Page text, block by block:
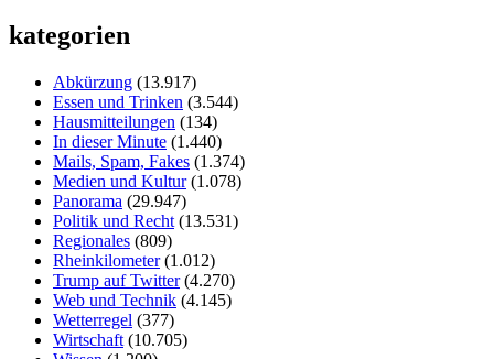
kategorien
Abkürzung (13.917)
Essen und Trinken (3.544)
Hausmitteilungen (134)
In dieser Minute (1.440)
Mails, Spam, Fakes (1.374)
Medien und Kultur(1.078)
Panorama (29.947)
Politik und Recht (13.531)
Regionales (809)
Rheinkilometer(1.012)
Trump auf Twitter(4.270)
Web und Technik (4.145)
Wetterregel (377)
Wirtschaft (10.705)